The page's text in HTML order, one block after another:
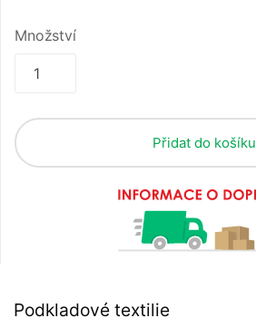
Množství
Přidat do košíku
Podkladové textilie